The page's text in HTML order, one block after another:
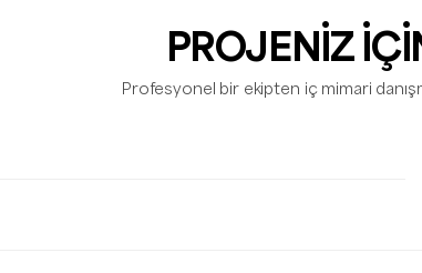
PROJENİZ
Profesyonel bir ekipten iç mimari